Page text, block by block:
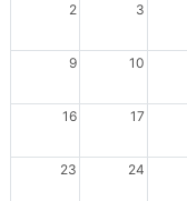
2 3
9 10
16 17
23 24